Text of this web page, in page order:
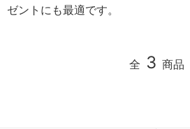
ゼントにも最適です。
全 3 商品